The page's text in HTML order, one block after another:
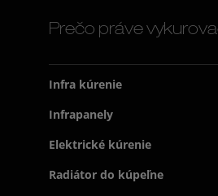
Prečo práve
Infra kúrenie
Infrapanely
Elektrické kúrenie
Radiátor do kúpeľne